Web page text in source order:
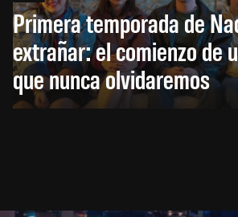
Primera temporada de
extrañar: el comienzo de
que nunca olvidaremos